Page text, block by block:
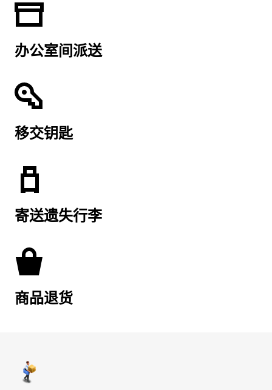
办公室间派送
移交钥匙
寄送遗失行李
商品退货